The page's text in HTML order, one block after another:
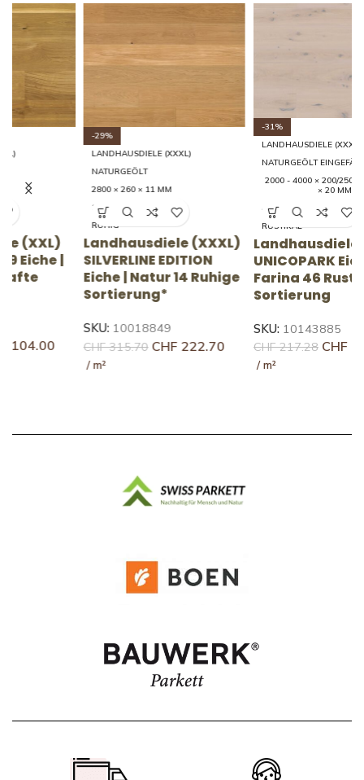
LANDHAUSDIELE (XXXL)
2800 × 260 × 11 MM
Landhausdiele (XXXL)
SILVERLINE EDITION
Eiche | Natur 14 Ruhige
Sortierung*
10018849
CHF315.70 CHF222.70
-31%
LANDHAUSDIELE (XXXL)
NATURGEÖLT EINGEFÄRBT
2000 - 4000 × 200/250/300/350/395
Landhausdiele (XXXL)
UNICOPARK Eiche |
Farina 46 Rustikale
Sortierung
10143885
CHF217.28 CHF150.93